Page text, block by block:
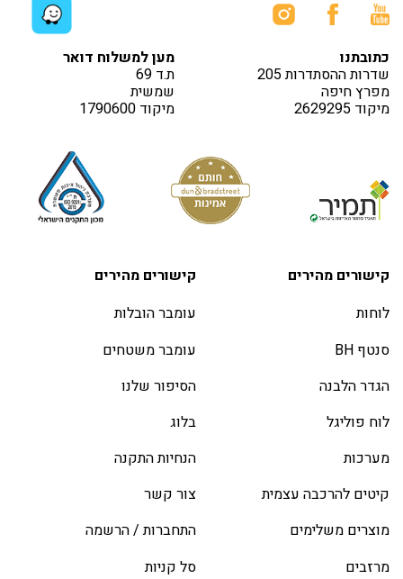
כתובתנו
שדרות ההסתדרות 205
מפרץ חיפה
מיקוד 2629295
מען למשלוח דואר
ת.ד 69
שמשית
מיקוד 1790600
קישורים מהירים
לוחות
סנטף BH
הגדר הלבנה
לוח פוליגל
מערכות
קיטים להרכבה עצמית
מוצרים משלימים
מרזבים
קישורים מהירים
עומבר הובלות
עומבר משטחים
הסיפור שלנו
בלוג
הנחיות התקנה
צור קשר
התחברות / הרשמה
סל קניות